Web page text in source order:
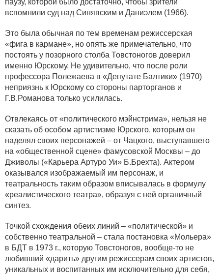
вспомнили суд над Синявским и Даниэлем (1966).
Это была обычная по тем временам режиссерская
«фига в кармане», но опять же примечательно, что
постоять у позорного столба Товстоногов доверил
именно Юрскому. Не удивительно, что после роли
профессора Полежаева в «Депутате Балтики» (1970)
неприязнь к Юрскому со стороны парторганов и
Г.В.Романова только усилилась.
Отвлекаясь от «политического мэйнстрима», нельзя не
сказать об особом артистизме Юрского, которым он
наделял своих персонажей – от Чацкого, выступавшего
на «общественной сцене» фамусовской Москвы – до
Дживолы («Карьера Артуро Уи» Б.Брехта). Актером
оказывался изображаемый им персонаж, и
театральность таким образом вписывалась в формулу
«реалистического театра», образуя с ней органичный
синтез.
Точкой схождения обеих линий – «политической» и
собственно театральной – стала постановка «Мольера»
в БДТ в 1973 г., которую Товстоногов, вообще-то не
любивший «дарить» другим режиссерам своих артистов,
уникальных и воспитанных им исключительно для себя,